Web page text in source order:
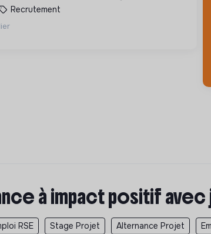
Recrutement
à impact positif
RSE Stage Projet Alternance Projet